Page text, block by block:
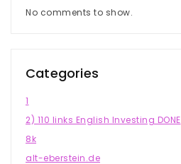
No comments to show.
Categories
1
2) 110 links English Investing DONE
8k
alt-eberstein.de